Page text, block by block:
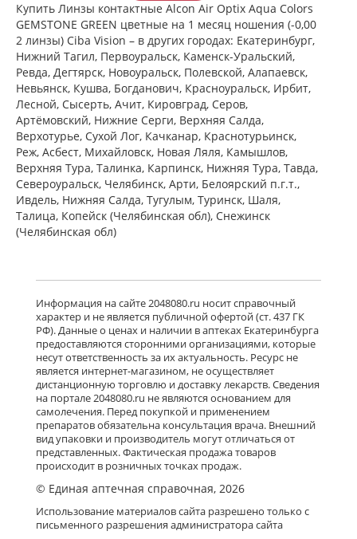
Купить Линзы контактные Alcon Air Optix Aqua Colors
GEMSTONE GREEN цветные на 1 месяц ношения (-0,00
2 линзы) Ciba Vision – в других городах: Екатеринбург,
Нижний Тагил, Первоуральск, Каменск-Уральский,
Ревда, Дегтярск, Новоуральск, Полевской, Алапаевск,
Невьянск, Кушва, Богданович, Красноуральск, Ирбит,
Лесной, Сысерть, Ачит, Кировград, Серов,
Артёмовский, Нижние Cерги, Верхняя Салда,
Верхотурье, Сухой Лог, Качканар, Краснотурьинск,
Реж, Асбест, Михайловск, Новая Ляля, Камышлов,
Верхняя Тура, Талинка, Карпинск, Нижняя Тура, Тавда,
Североуральск, Челябинск, Арти, Белоярский п.г.т.,
Ивдель, Нижняя Салда, Тугулым, Туринск, Шаля,
Талица, Копейск (Челябинская обл), Снежинск
(Челябинская обл)
Информация на сайте 2048080.ru носит справочный
характер и не является публичной офертой (ст. 437 ГК
РФ). Данные о ценах и наличии в аптеках Екатеринбурга
предоставляются сторонними организациями, которые
несут ответственность за их актуальность. Ресурс не
является интернет-магазином, не осуществляет
дистанционную торговлю и доставку лекарств. Сведения
на портале 2048080.ru не являются основанием для
самолечения. Перед покупкой и применением
препаратов обязательна консультация врача. Внешний
вид упаковки и производитель могут отличаться от
представленных. Фактическая продажа товаров
происходит в розничных точках продаж.
© Единая аптечная справочная, 2026
Использование материалов сайта разрешено только с
письменного разрешения администратора сайта